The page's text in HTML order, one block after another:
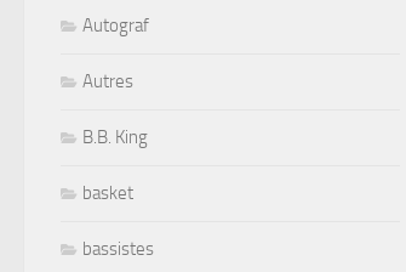
Autograf
Autres
B.B. King
basket
bassistes